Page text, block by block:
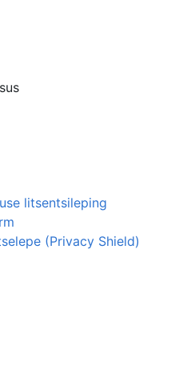
litsentsileping
(Privacy Shield)